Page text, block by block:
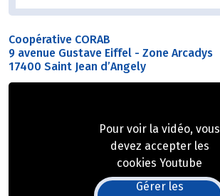
Coopérative CORAB
9 avenue Gustave Eiffel - Zone Arcadys
17400 Saint Jean d’Angely
Pour voir la vidéo, vous
devez accepter les
cookies Youtube
Gérer les